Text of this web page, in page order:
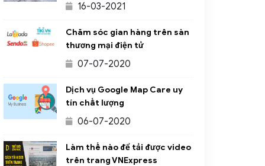
expire number; time-to-live number)
16-03-2021
Chăm sóc gian hàng trên sàn
thương mại điện tử
07-07-2020
Dịch vụ Google Map Care uy
tín chất lượng
06-07-2020
Làm thế nào để tải được video
trên trang VNExpress